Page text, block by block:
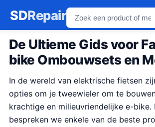
SDRepair
De Ultieme Gids voor
bike Ombouwsets en
In de wereld van elektrische fietsen
opties om je tweewieler om te
krachtige en milieuvriendelijke e-
bespreken we enkele van de beste